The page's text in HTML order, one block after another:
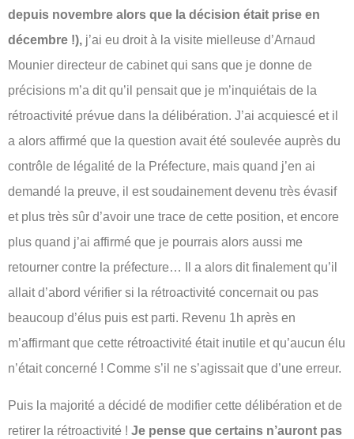
depuis novembre alors que la décision était prise en
décembre !), j’ai eu droit à la visite mielleuse d’Arnaud
Mounier directeur de cabinet qui sans que je donne de
précisions m’a dit qu’il pensait que je m’inquiétais de la
rétroactivité prévue dans la délibération. J’ai acquiescé et il
a alors affirmé que la question avait été soulevée auprès du
contrôle de légalité de la Préfecture, mais quand j’en ai
demandé la preuve, il est soudainement devenu très évasif
et plus très sûr d’avoir une trace de cette position, et encore
plus quand j’ai affirmé que je pourrais alors aussi me
retourner contre la préfecture… Il a alors dit finalement qu’il
allait d’abord vérifier si la rétroactivité concernait ou pas
beaucoup d’élus puis est parti. Revenu 1h après en
m’affirmant que cette rétroactivité était inutile et qu’aucun élu
n’était concerné ! Comme s’il ne s’agissait que d’une erreur.
Puis la majorité a décidé de modifier cette délibération et de
retirer la rétroactivité ! Je pense que certains n’auront pas